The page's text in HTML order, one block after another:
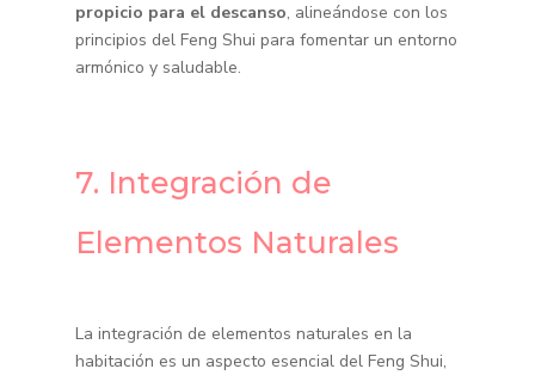
propicio para el descanso, alineándose con los
principios del Feng Shui para fomentar un entorno
armónico y saludable.
7. Integración de
Elementos Naturales
La integración de elementos naturales en la
habitación es un aspecto esencial del Feng Shui,